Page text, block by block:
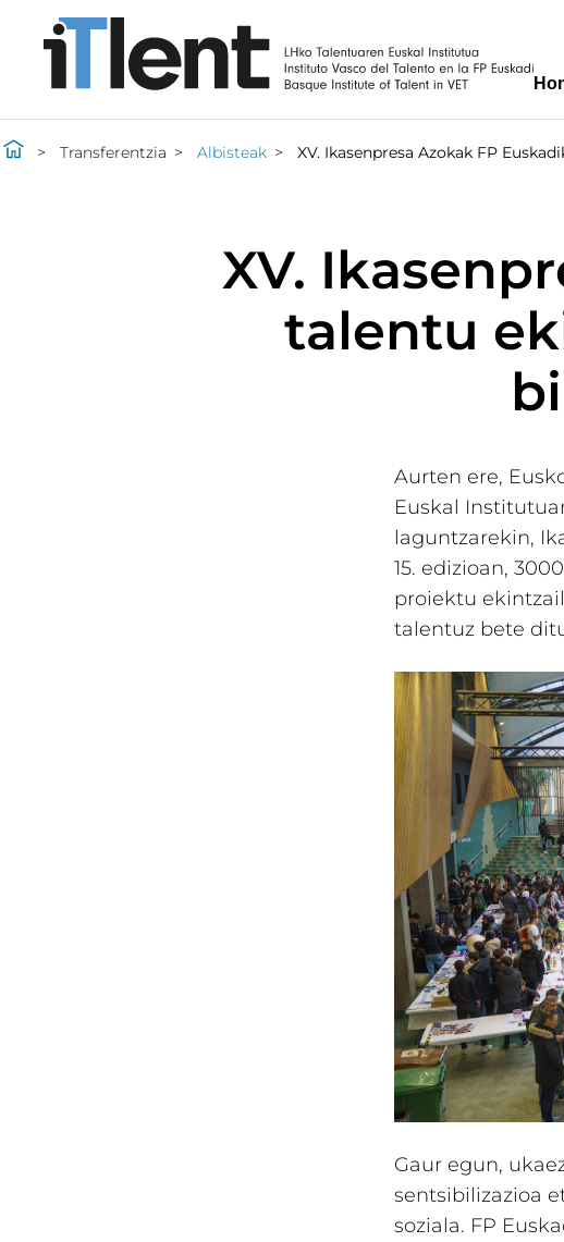
Transferentzia Albisteak XV. Ikasenpresa Azokak FP
XV.
talentu
Aurten ere,
Euskal
laguntzarekin,
15. edizioan,
proiektu
talentuz bete
Gaur egun,
sentsibilizazioa
soziala. FP